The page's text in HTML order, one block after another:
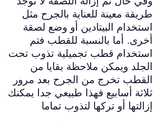
طريقة معينة للعناية بالجرح مثل
استخدام البيتادين أو وضع لصقة
أخرى. أما بالنسبة للقطب فتم
استخدام قطب تجميلية تذوب تحت
الجلد ويمكن ملاحظة بقايا من
القطب تخرج من الجرح بعد مرور
ثلاثة أسابيع فهذا طبيعي جدا يمكنك
إزالتها أو تركها لتذوب تماما